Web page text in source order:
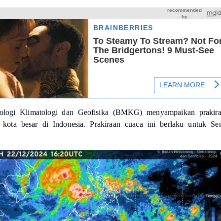
Klimatologi dan Geofisika (BMKG) menyampaikan
kota besar di Indonesia. Prakiraan cuaca ini berlaku untuk